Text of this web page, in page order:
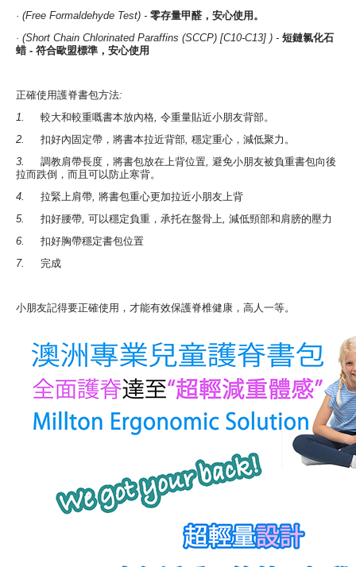
· (Free Formaldehyde Test) - 零存量甲醛，安心使用。
· (Short Chain Chlorinated Paraffins (SCCP) [C10-C13] ) - 短鏈氯化石
蜡 - 符合歐盟標準，安心使用
正確使用護脊書包方法:
1. 較大和較重嘅書本放內格, 令重量貼近小朋友背部。
2. 扣好內固定帶，將書本拉近背部, 穩定重心，減低聚力。
3. 調教肩帶長度，將書包放在上背位置, 避免小朋友被負重書包向後
拉而跌倒，而且可以防止寒背。
4. 拉緊上肩帶, 將書包重心更加拉近小朋友上背
5. 扣好腰帶, 可以穩定負重，承托在盤骨上, 減低頸部和肩膀的壓力
6. 扣好胸帶穩定書包位置
7. 完成
小朋友記得要正確使用，才能有效保護脊椎健康，高人一等。